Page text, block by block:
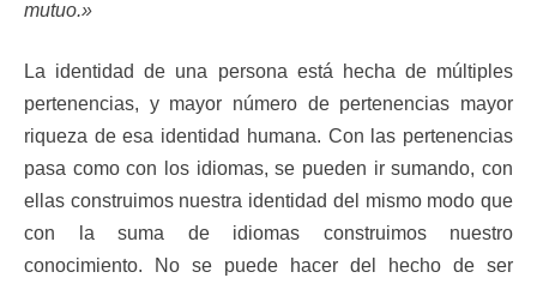
mutuo.»
La identidad de una persona está hecha de múltiples
pertenencias, y mayor número de pertenencias mayor
riqueza de esa identidad humana. Con las pertenencias
pasa como con los idiomas, se pueden ir sumando, con
ellas construimos nuestra identidad del mismo modo que
con la suma de idiomas construimos nuestro
conocimiento. No se puede hacer del hecho de ser